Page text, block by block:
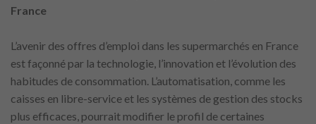
France
L’avenir des offres d’emploi dans les supermarchés en France
est façonné par la technologie, l’innovation et l’évolution des
habitudes de consommation. L’automatisation, comme les
caisses en libre-service et les systèmes de gestion des stocks
plus efficaces, pourrait modifier le profil de certaines